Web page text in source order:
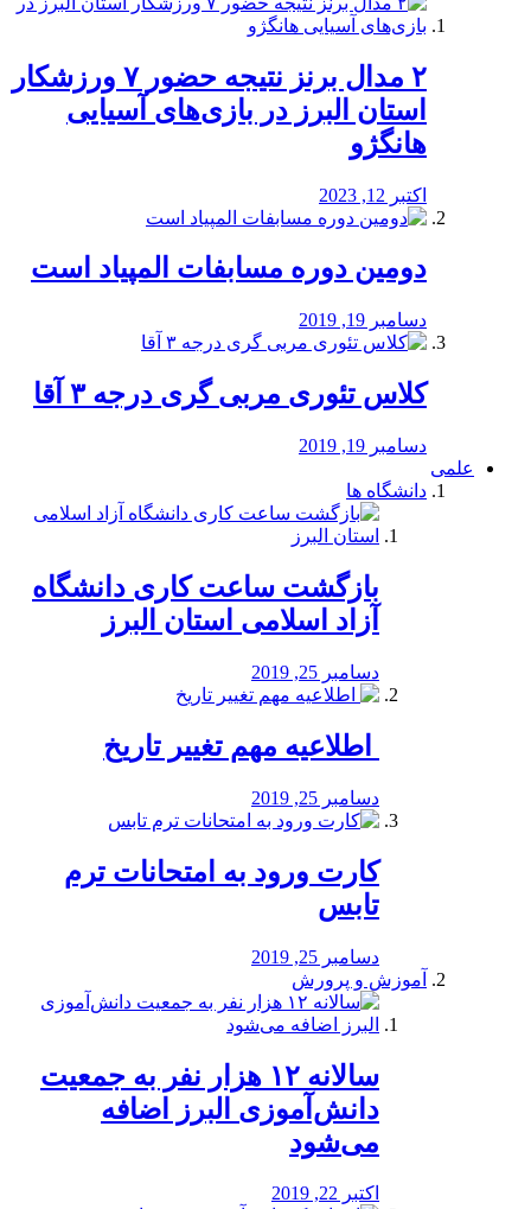
۲ مدال برنز نتیجه حضور ۷ ورزشکار
استان البرز در بازی‌های آسیایی
هانگژو
اکتبر 12, 2023
دومین دوره مسابفات المپیاد است
دسامبر 19, 2019
کلاس تئوری مربی گری درجه ۳ آقا
دسامبر 19, 2019
علمی
دانشگاه ها
بازگشت ساعت کاری دانشگاه
آزاد اسلامی استان البرز
دسامبر 25, 2019
️ اطلاعیه مهم تغییر تاریخ
دسامبر 25, 2019
کارت ورود به امتحانات ترم
تابس
دسامبر 25, 2019
آموزش و پرورش
️سالانه ۱۲ هزار نفر به جمعیت
دانش‌آموزی البرز اضافه
می‌شود
اکتبر 22, 2019